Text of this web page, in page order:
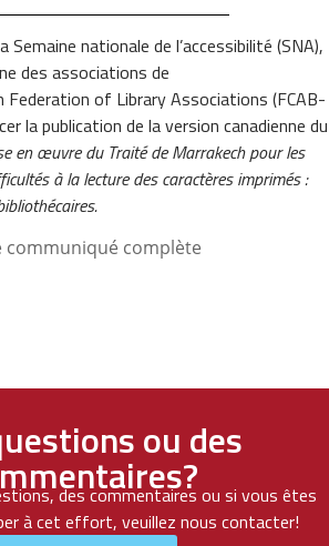
Semaine nationale de l’accessibilité (SNA),
des associations de
Federation of Library Associations (FCAB-
la publication de la version canadienne du
en œuvre du Traité de Marrakech pour les
à la lecture des caractères imprimés :
communiqué complète
ou des
des commentaires ou si vous êtes
à cet effort, veuillez nous contacter!